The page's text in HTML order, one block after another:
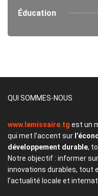
Éducation
QUI SOMMES-NOUS
www.lemissaire.tg est un
qui met l’accent sur
développement durable,
Notre objectif : informer
innovations durables, tout
l’actualité locale et